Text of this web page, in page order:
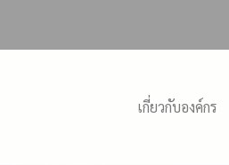
เกี่ยวกับองค์กร